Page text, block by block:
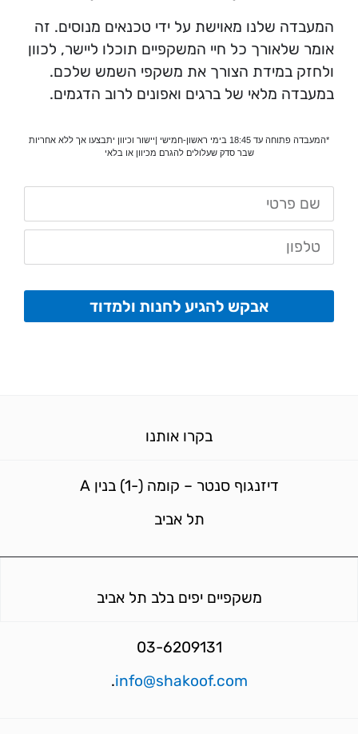
המעבדה שלנו מאוישת על ידי טכנאים מנוסים. זה
אומר שלאורך כל חיי המשקפיים תוכלו ליישר, לכוון
ולחזק במידת הצורך את משקפי השמש שלכם.
במעבדה מלאי של ברגים ואפונים לרוב הדגמים.
*המעבדה פתוחה עד 18:45 בימי ראשון-חמישי |יישור וכיוון יתבצעו אך ללא אחריות
שבר סדק שעלולים להגרם מכיוון או בלאי
אבקש להגיע לחנות ולמדוד
בקרו אותנו
דיזנגוף סנטר – קומה (-1) בנין A
תל אביב
משקפיים יפים בלב תל אביב
03-6209131
info@shakoof.com
.